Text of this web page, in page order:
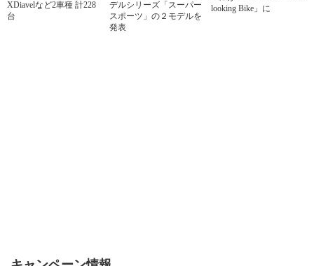
XDiavelなど2車種 計228
台
デルシリーズ「スーパー
スポーツ」の２モデルを
発表
looking Bike」に